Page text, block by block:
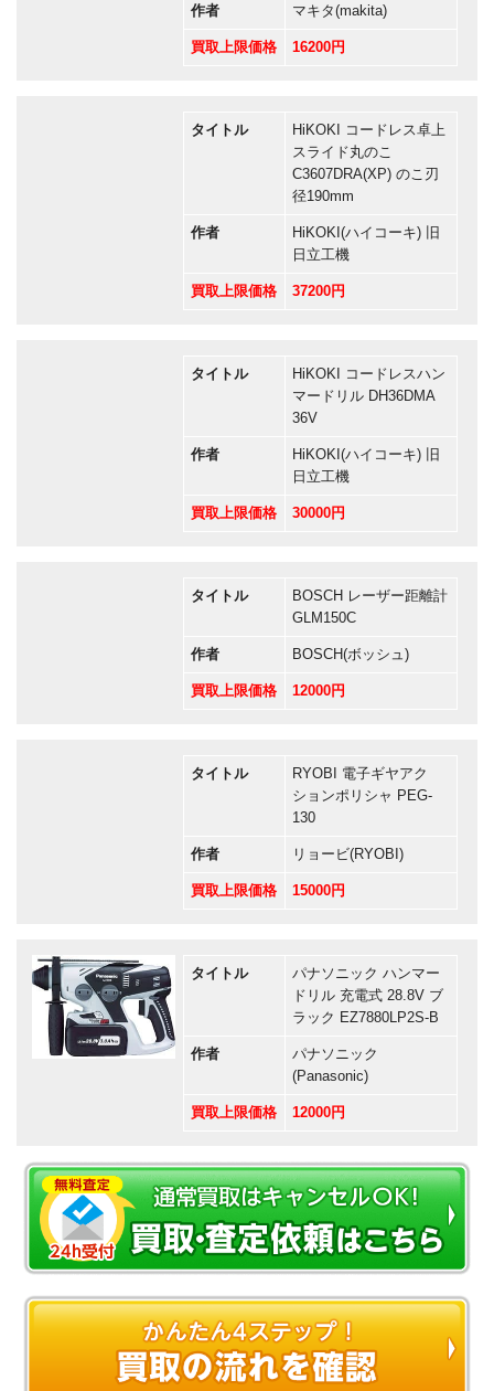
作者 マキタ(makita)
買取上限価格 16200円
タイトル
HiKOKI コードレス卓上
スライド丸のこ
C3607DRA(XP) のこ刃
径190mm
作者
HiKOKI(ハイコーキ) 旧
日立工機
買取上限価格 37200円
タイトル
HiKOKI コードレスハン
マードリル DH36DMA
36V
作者
HiKOKI(ハイコーキ) 旧
日立工機
買取上限価格 30000円
タイトル
BOSCH レーザー距離計
GLM150C
作者 BOSCH(ボッシュ)
買取上限価格 12000円
タイトル
RYOBI 電子ギヤアク
ションポリシャ PEG-
130
作者 リョービ(RYOBI)
買取上限価格 15000円
タイトル
パナソニック ハンマー
ドリル 充電式 28.8V ブ
ラック EZ7880LP2S-B
作者
パナソニック
(Panasonic)
買取上限価格 12000円